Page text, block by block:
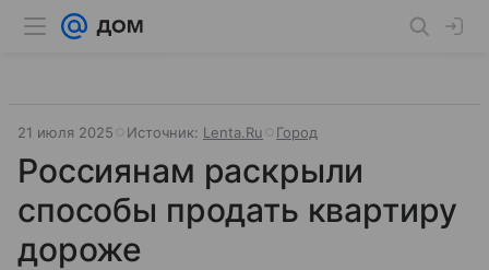
21 июля 2025 Источник: Lenta.Ru Город
Россиянам раскрыли
способы продать квартиру
дороже